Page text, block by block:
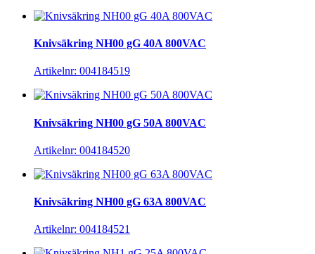
Knivsäkring NH00 gG 40A 800VAC
Artikelnr: 004184519
Knivsäkring NH00 gG 50A 800VAC
Artikelnr: 004184520
Knivsäkring NH00 gG 63A 800VAC
Artikelnr: 004184521